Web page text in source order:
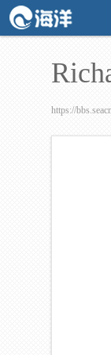
https://